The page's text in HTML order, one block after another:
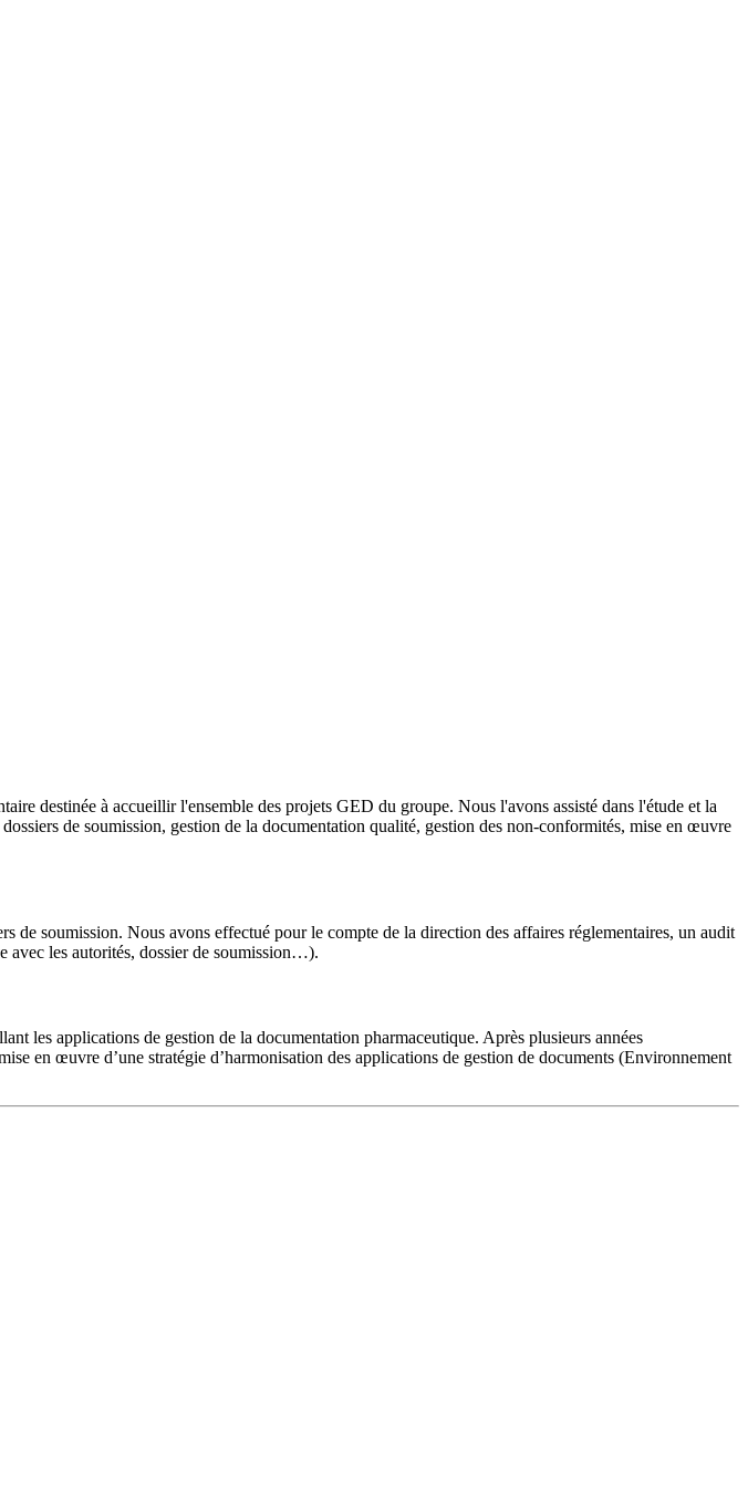
destinée à accueillir l'ensemble des projets GED du groupe. Nous l'avons assisté dans l'étude et la
de soumission, gestion de la documentation qualité, gestion des non-conformités, mise en œuvre
soumission. Nous avons effectué pour le compte de la direction des affaires réglementaires, un audit
avec les autorités, dossier de soumission…).
les applications de gestion de la documentation pharmaceutique. Après plusieurs années
en œuvre d’une stratégie d’harmonisation des applications de gestion de documents (Environnement